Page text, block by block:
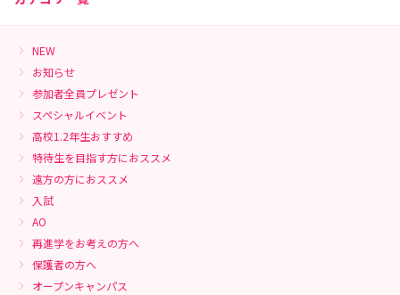
NEW
お知らせ
参加者全員プレゼント
スペシャルイベント
高校1.2年生おすすめ
特待生を目指す方におススメ
遠方の方におススメ
入試
AO
再進学をお考えの方へ
保護者の方へ
オープンキャンパス